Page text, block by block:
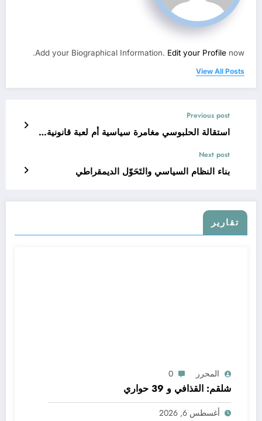
Add your Biographical Information. Edit your Profile now.
View All Posts
Previous post
استقالة الحلبوسي مغامرة سياسية أم لعبة قانونية…
Next post
بناء النظام السياسي والتَحَوّل الديمقراطي
تقارير
المحرر 0
شلقم: القذافي و 39 حواري
أغسطس 6, 2026